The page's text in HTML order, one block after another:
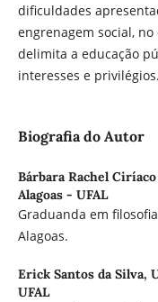
dificuldades
engrenagem social,
delimita a educação
interesses e privilégios.
Biografia do Autor
Bárbara Rachel
Alagoas - UFAL
Graduanda em
Alagoas.
Erick Santos da Silva,
UFAL